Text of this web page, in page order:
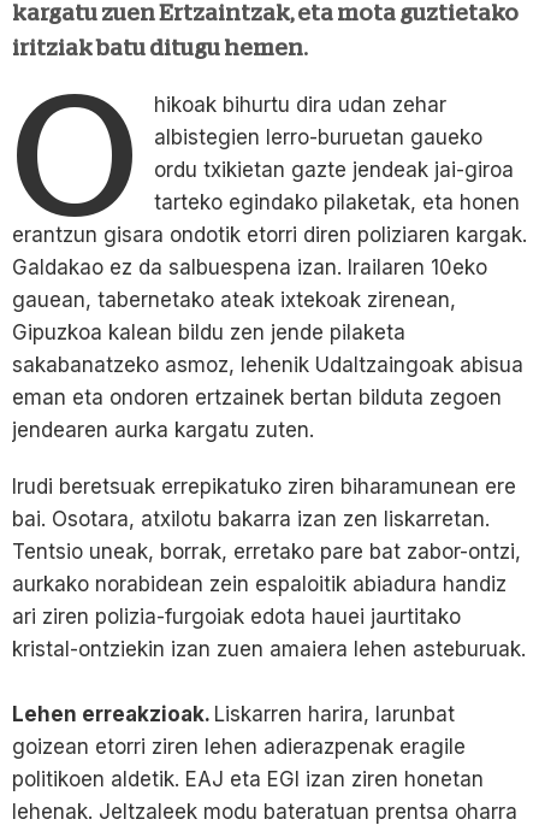
kargatu zuen Ertzaintzak, eta mota guztietako
iritziak batu ditugu hemen.
O
hikoak bihurtu dira udan zehar
albistegien lerro-buruetan gaueko
ordu txikietan gazte jendeak jai-giroa
tarteko egindako pilaketak, eta honen
erantzun gisara ondotik etorri diren poliziaren kargak.
Galdakao ez da salbuespena izan. Irailaren 10eko
gauean, tabernetako ateak ixtekoak zirenean,
Gipuzkoa kalean bildu zen jende pilaketa
sakabanatzeko asmoz, lehenik Udaltzaingoak abisua
eman eta ondoren ertzainek bertan bilduta zegoen
jendearen aurka kargatu zuten.
Irudi beretsuak errepikatuko ziren biharamunean ere
bai. Osotara, atxilotu bakarra izan zen liskarretan.
Tentsio uneak, borrak, erretako pare bat zabor-ontzi,
aurkako norabidean zein espaloitik abiadura handiz
ari ziren polizia-furgoiak edota hauei jaurtitako
kristal-ontziekin izan zuen amaiera lehen asteburuak.
Lehen erreakzioak. Liskarren harira, larunbat
goizean etorri ziren lehen adierazpenak eragile
politikoen aldetik. EAJ eta EGI izan ziren honetan
lehenak. Jeltzaleek modu bateratuan prentsa oharra